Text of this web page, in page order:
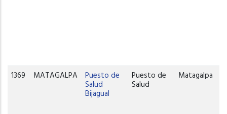
1369 MATAGALPA Puesto de
Salud
Bijagual
Puesto de
Salud
Matagalpa